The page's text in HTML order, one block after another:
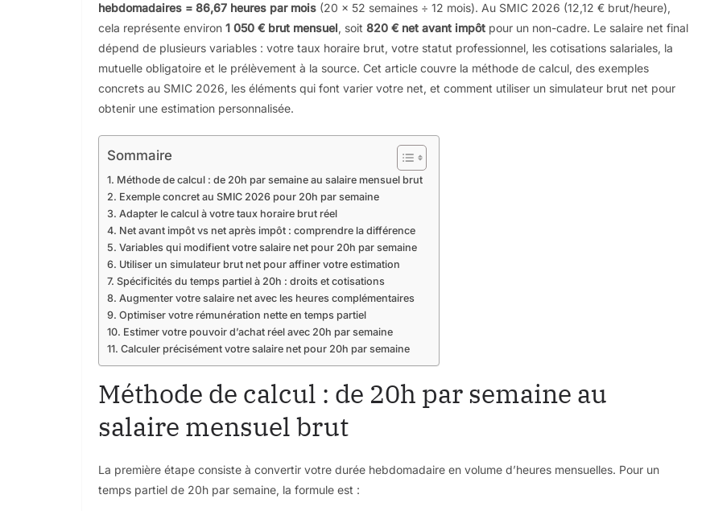
hebdomadaires = 86,67 heures par mois (20 × 52 semaines ÷ 12 mois). Au SMIC 2026 (12,12 € brut/heure),
cela représente environ 1 050 € brut mensuel, soit 820 € net avant impôt pour un non-cadre. Le salaire net final
dépend de plusieurs variables : votre taux horaire brut, votre statut professionnel, les cotisations salariales, la
mutuelle obligatoire et le prélèvement à la source. Cet article couvre la méthode de calcul, des exemples
concrets au SMIC 2026, les éléments qui font varier votre net, et comment utiliser un simulateur brut net pour
obtenir une estimation personnalisée.
Sommaire
Méthode de calcul : de 20h par semaine au salaire mensuel brut
Exemple concret au SMIC 2026 pour 20h par semaine
Adapter le calcul à votre taux horaire brut réel
Net avant impôt vs net après impôt : comprendre la différence
Variables qui modifient votre salaire net pour 20h par semaine
Utiliser un simulateur brut net pour affiner votre estimation
Spécificités du temps partiel à 20h : droits et cotisations
Augmenter votre salaire net avec les heures complémentaires
Optimiser votre rémunération nette en temps partiel
Estimer votre pouvoir d’achat réel avec 20h par semaine
Calculer précisément votre salaire net pour 20h par semaine
Méthode de calcul : de 20h par semaine au
salaire mensuel brut
La première étape consiste à convertir votre durée hebdomadaire en volume d’heures mensuelles. Pour un
temps partiel de 20h par semaine, la formule est :